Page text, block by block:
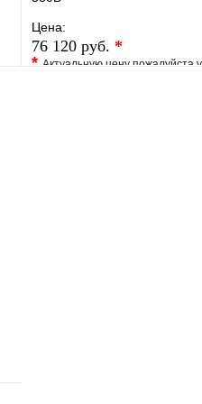
Цена:
76 120 руб. *
*Актуальную цену пожалуйста